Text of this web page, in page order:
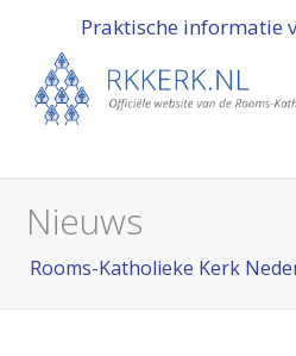
Praktische informatie
Nieuws
Rooms-Katholieke Kerk